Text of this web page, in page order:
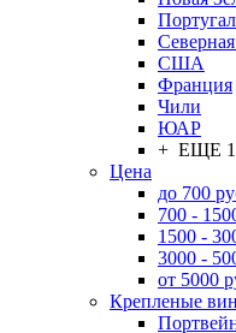
США
Франция
Чили
ЮАР
+ ЕЩЕ
Цена
до 700
700 -
1500 -
3000 -
от 5000
Крепленые